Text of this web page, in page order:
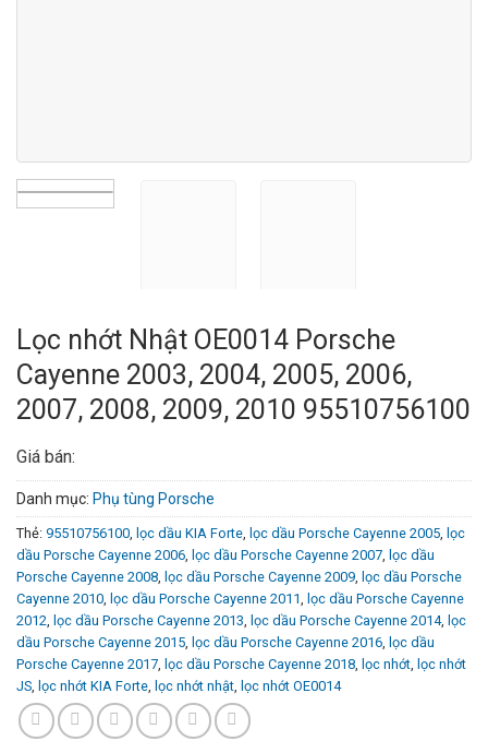
Lọc nhớt Nhật OE0014 Porsche
Cayenne 2003, 2004, 2005, 2006,
2007, 2008, 2009, 2010 95510756100
Giá bán:
Danh mục: Phụ tùng Porsche
Thẻ: 95510756100 lọc dầu KIA Forte lọc dầu Porsche Cayenne 2005 lọc
dầu Porsche Cayenne 2006 lọc dầu Porsche Cayenne 2007 lọc dầu
Porsche Cayenne 2008 lọc dầu Porsche Cayenne 2009 lọc dầu Porsche
Cayenne 2010 lọc dầu Porsche Cayenne 2011
lọc dầu Porsche Cayenne
2012
lọc dầu Porsche Cayenne 2013 lọc dầu Porsche Cayenne 2014, lọc
dầu Porsche Cayenne 2015 lọc dầu Porsche Cayenne 2016 lọc dầu
Porsche Cayenne 2017 lọc dầu Porsche Cayenne 2018 lọc nhớt lọc nhớt
JS lọc nhớt KIA Forte lọc nhớt nhật lọc nhớt OE0014